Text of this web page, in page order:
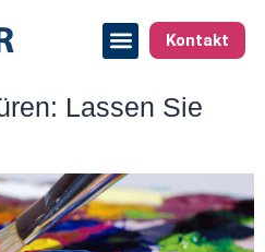
Kontakt
Lassen Sie